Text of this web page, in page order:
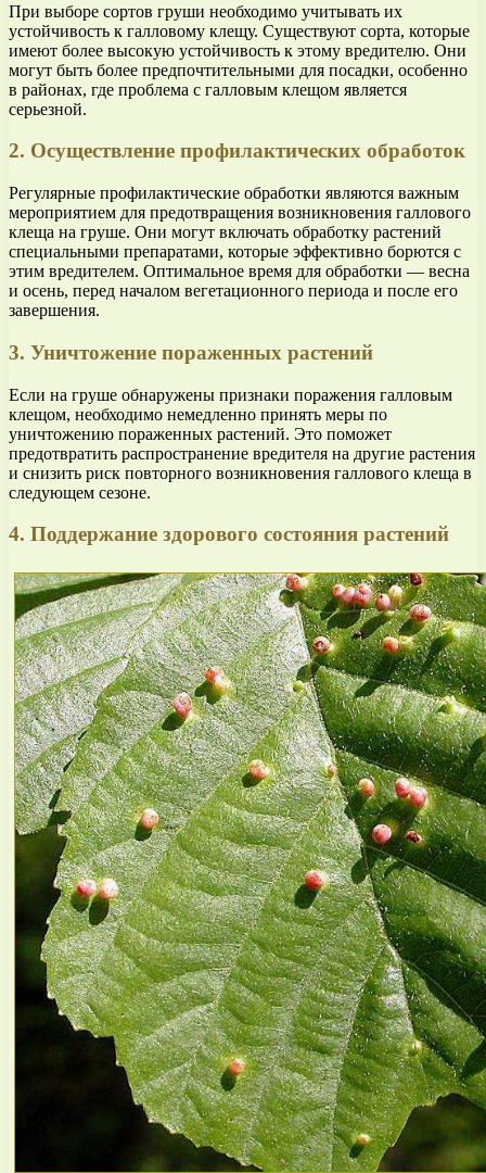
При выборе сортов груши необходимо учитывать их
устойчивость к галловому клещу. Существуют сорта, которые
имеют более высокую устойчивость к этому вредителю. Они
могут быть более предпочтительными для посадки, особенно
в районах, где проблема с галловым клещом является
серьезной.
2. Осуществление профилактических обработок
Регулярные профилактические обработки являются важным
мероприятием для предотвращения возникновения галлового
клеща на груше. Они могут включать обработку растений
специальными препаратами, которые эффективно борются с
этим вредителем. Оптимальное время для обработки — весна
и осень, перед началом вегетационного периода и после его
завершения.
3. Уничтожение пораженных растений
Если на груше обнаружены признаки поражения галловым
клещом, необходимо немедленно принять меры по
уничтожению пораженных растений. Это поможет
предотвратить распространение вредителя на другие растения
и снизить риск повторного возникновения галлового клеща в
следующем сезоне.
4. Поддержание здорового состояния растений